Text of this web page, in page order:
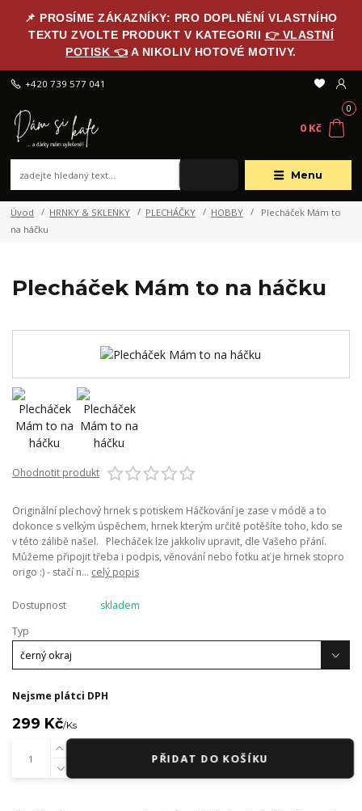
📌 PROSÍME ZÁKAZNÍKY: PRO DOPLNĚNÍ VLASTNÍHO
TEXTU ZVOLTE PRODUKT V KATEGORII 👉 VLASTNÍ
POTISK 👈 A NIKOLIV HOTOVÉ MOTIVY.
Menu
+420 739 577 041
0
0 Kč
Úvod HRNKY & SKLENKY PLECHÁČKY HOBBY
Plecháček Mám to
na háčku
Plecháček Mám to na háčku
Ohodnotit produkt
Originální plechový hrnek s potiskem Háčkování je zase v módě a to
dokonce s velkým úspěchem, hrnek kterým určitě potěšíte toho, kdo se
v této zálibě našel. Plecháček lze jakkoliv upravit, dle Vašeho přání.
Můžeme připojit třeba i podpis, věnování nebo fotku ať je hrnek stopro
origo :) - stačí n... celý popis
Dostupnost
skladem
Typ
Nejsme plátci DPH
299 Kč/Ks
PŘIDAT DO KOŠÍKU